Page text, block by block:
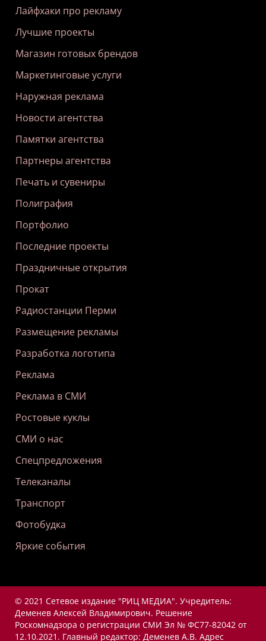
Лайфхаки про рекламу
Лучшие проекты
Магазин готовых брендов
Маркетинговые услуги
Наружная реклама
Новости агентства
Памятки агентства
Партнеры агентства
Печать и сувениры
Полиграфия
Портфолио
Последние проекты
Праздничные открытия
Прокат
Радиостанции Перми
Размещение рекламы
Разработка логотипа
Реклама
Реклама в СМИ
Ростовые куклы
СМИ о нас
Спецпредложения
Телеканалы
Транспорт
Фотобудка
Яркие события
© 2021 Сетевое издание "РИЦ МЕДИА". Учредитель:
Деменев Алексей Владимирович. Решение
Роскомнадзора о регистрации СМИ Эл № ФС77-82042 от
12.10.2021. Главный редактор: Деменев А.В. Адрес